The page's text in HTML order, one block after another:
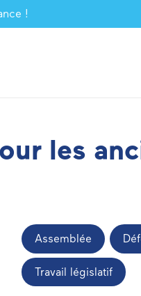
!
les
Assemblée
Travail législatif